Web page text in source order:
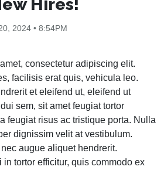
Hires!
2024 • 8:54PM
consectetur adipiscing elit.
facilisis erat quis, vehicula leo.
et eleifend ut, eleifend ut
sem, sit amet feugiat tortor
feugiat risus ac tristique porta. Nulla
dignissim velit at vestibulum.
augue aliquet hendrerit.
tortor efficitur, quis commodo ex